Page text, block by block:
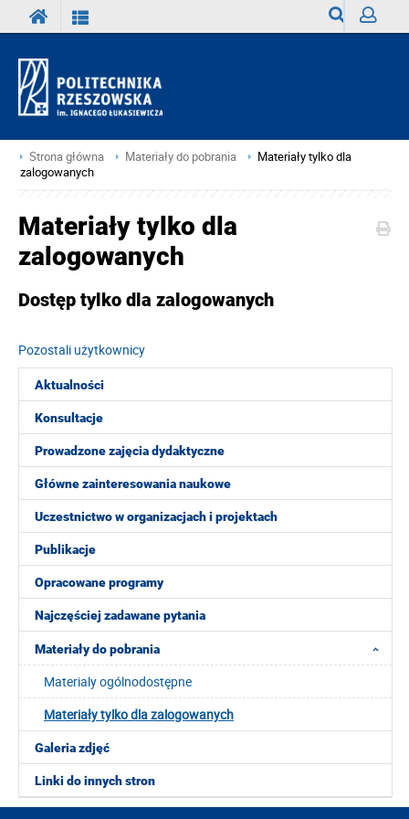
Strona główna Materiały do pobrania
Materiały tylko dla
zalogowanych
Aktualności
Konsultacje
Prowadzone zajęcia dydaktyczne
Główne zainteresowania naukowe
Uczestnictwo w organizacjach i projektach
Publikacje
Opracowane programy
Najczęściej zadawane pytania
Materiały do pobrania
Materialy ogólnodostępne
Materiały tylko dla zalogowanych
Galeria zdjęć
Linki do innych stron
Materiały tylko dla
zalogowanych
Dostęp tylko dla zalogowanych
Pozostali użytkownicy